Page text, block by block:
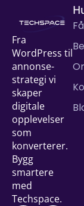
Fra
WordPress til
annonse­
strategi vi
skaper
digitale
opplevelser
som
konverterer.
Bygg
smartere
med
Techspace.